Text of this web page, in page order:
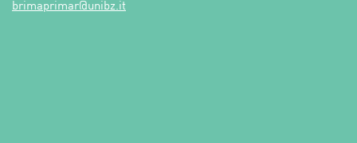
ti.zbinu@ramirpamirb